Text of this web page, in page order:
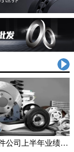
汽车零部件公司上半年业绩频预喜 加速拓展海外市场